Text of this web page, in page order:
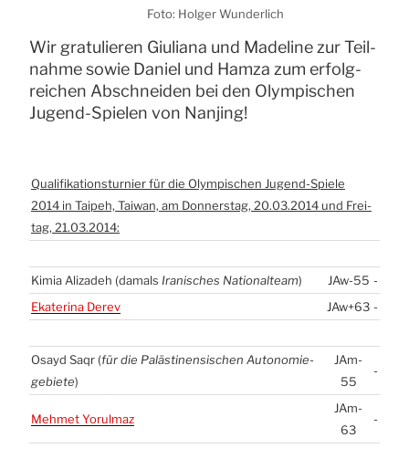
Foto: Hol­ger Wun­der­lich
Wir gra­tu­lie­ren Giu­lia­na und Made­li­ne zur Teil­
nah­me sowie Dani­el und Ham­za zum erfolg­
rei­chen Abschnei­den bei den Olym­pi­schen
Jugend-Spie­len von Nan­jing!
Qua­li­fi­ka­ti­ons­tur­nier für die Olym­pi­schen Jugend-Spie­le
2014 in Tai­peh, Tai­wan, am Don­ners­tag, 20.03.2014 und Frei­
tag, 21.03.2014:
Kimia Aliz­adeh (damals Ira­ni­sches Natio­nal­team) JAw-55 -
Eka­te­ri­na Derev
JAw+63 -
Osayd Saqr (für die Paläs­ti­nen­si­schen Auto­no­mie­
ge­bie­te)
JAm-
55
-
Meh­met Yorul­maz
JAm-
63
-